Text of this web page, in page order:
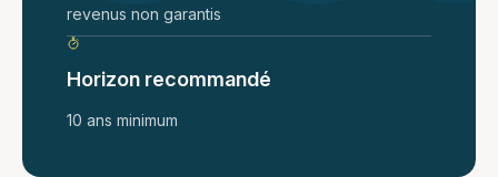
revenus non garantis
Horizon recommandé
10 ans minimum